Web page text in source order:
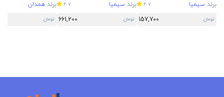
برند سیمیا 4.7
تومان 157,700
برند سیمیا 4.7
تومان 661,200
برند همدان
تومان